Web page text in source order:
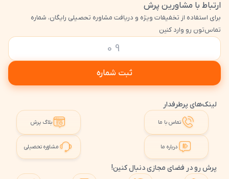
ارتباط با مشاورین پرش
برای استفاده از تخفیفات ویژه و دریافت مشاوره تحصیلی رایگان، شماره
تماس‌تون رو وارد کنین
ثبت شماره
لینک‌های پرطرفدار
تماس با ما بلاگ پرش
درباره ما مشاوره تحصیلی
پرش رو در فضای مجازی دنبال کنین!